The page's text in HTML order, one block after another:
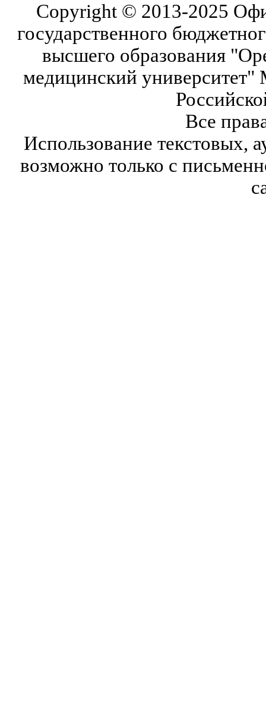
Copyright © 2013-2025
государственного
высшего образования
медицинский университет"
Все
Использование текстовых,
возможно только с